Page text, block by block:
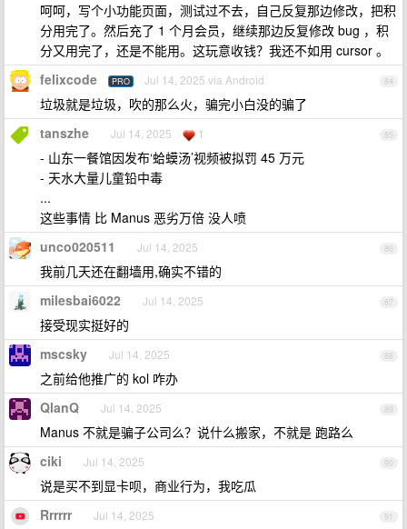
呵呵，写个小功能页面，测试过不去，自己反复那边修改，把积
分用完了。然后充了 1 个月会员，继续那边反复修改 bug ，积
分又用完了，还是不能用。这玩意收钱？我还不如用 cursor 。
84
felixcode PRO Jul 14, 2025 via Android
垃圾就是垃圾，吹的那么火，骗完小白没的骗了
85
tanszhe Jul 14, 2025 1
- 山东一餐馆因发布‘蛤蟆汤’视频被拟罚 45 万元
- 天水大量儿童铅中毒
...
这些事情 比 Manus 恶劣万倍 没人喷
86
unco020511 Jul 14, 2025
我前几天还在翻墙用,确实不错的
87
milesbai6022 Jul 14, 2025
接受现实挺好的
88
mscsky Jul 14, 2025
之前给他推广的 kol 咋办
89
QlanQ Jul 14, 2025
Manus 不就是骗子公司么？说什么搬家，不就是 跑路么
90
ciki Jul 14, 2025
说是买不到显卡呗，商业行为，我吃瓜
91
Rrrrrr Jul 14, 2025